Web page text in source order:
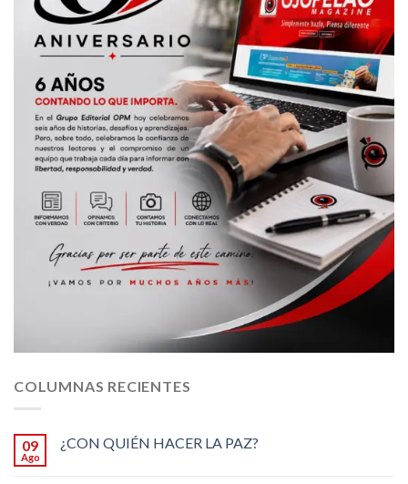
COLUMNAS RECIENTES
09
Ago
¿CON QUIÉN HACER LA PAZ?